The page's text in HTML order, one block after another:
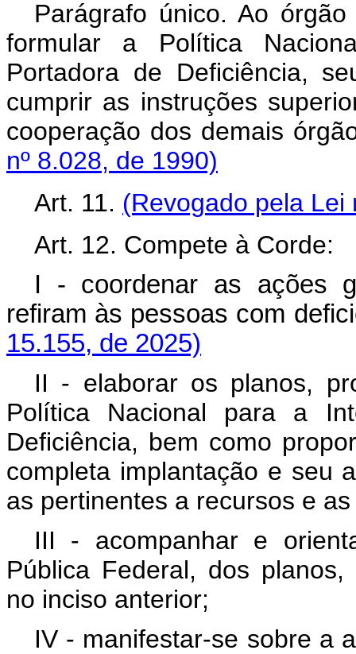
Parágrafo único. Ao
formular a Política
Portadora de Deficiência,
cumprir as instruções
cooperação dos demais
nº 8.028, de 1990)
Art. 11. (Revogado pela Lei
Art. 12. Compete à Corde:
I - coordenar as ações
refiram às pessoas com
15.155, de 2025)
II - elaborar os planos,
Política Nacional para a
Deficiência, bem como
completa implantação e seu
as pertinentes a recursos e
III - acompanhar e
Pública Federal, dos
no inciso anterior;
IV - manifestar-se sobre a